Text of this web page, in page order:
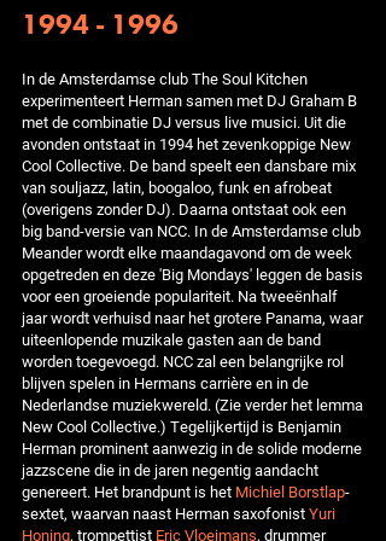
1994 - 1996
In de Amsterdamse club The Soul Kitchen
experimenteert Herman samen met DJ Graham B
met de combinatie DJ versus live musici. Uit die
avonden ontstaat in 1994 het zevenkoppige New
Cool Collective. De band speelt een dansbare mix
van souljazz, latin, boogaloo, funk en afrobeat
(overigens zonder DJ). Daarna ontstaat ook een
big band-versie van NCC. In de Amsterdamse club
Meander wordt elke maandagavond om de week
opgetreden en deze 'Big Mondays' leggen de basis
voor een groeiende populariteit. Na tweeënhalf
jaar wordt verhuisd naar het grotere Panama, waar
uiteenlopende muzikale gasten aan de band
worden toegevoegd. NCC zal een belangrijke rol
blijven spelen in Hermans carrière en in de
Nederlandse muziekwereld. (Zie verder het lemma
New Cool Collective.) Tegelijkertijd is Benjamin
Herman prominent aanwezig in de solide moderne
jazzscene die in de jaren negentig aandacht
genereert. Het brandpunt is het Michiel Borstlap-
sextet, waarvan naast Herman saxofonistYuri
Honing, trompettist Eric Vloeimans, drummer